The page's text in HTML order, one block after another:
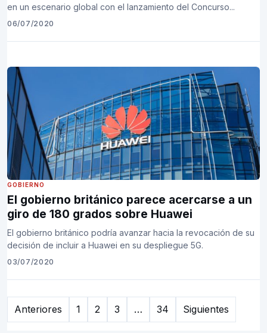
en un escenario global con el lanzamiento del Concurso...
06/07/2020
GOBIERNO
El gobierno británico parece acercarse a un
giro de 180 grados sobre Huawei
El gobierno británico podría avanzar hacia la revocación de su
decisión de incluir a Huawei en su despliegue 5G.
03/07/2020
Paginación
Anteriores 1 2 3 … 34 Siguientes